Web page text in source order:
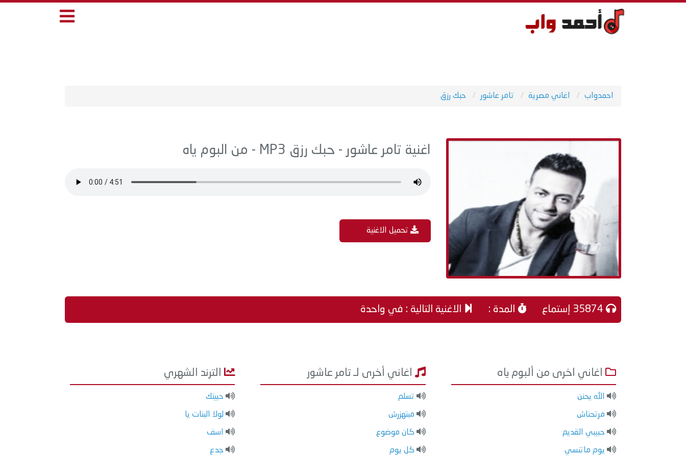
احمدواب اغاني مصرية تامر عاشور حبك رزق
اغنية تامر عاشور - حبك رزق MP3 - من البوم ياه
تحميل الاغنية
المدة : الاغنية التالية : في واحدة
اغاني اخرى من ألبوم ياه
الله يحنن
مرتحناش
حبيبي القديم
يوم ماتنسي
اغاني أخرى لـ تامر عاشور
تسلم
مبتهزرش
كان موضوع
كل يوم
الترند الشهري
حبيتك
لولا البنات يا
اسف
جدع